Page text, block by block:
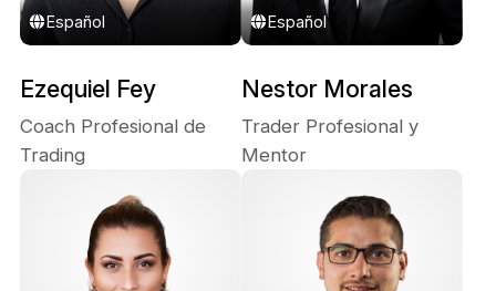
Español
Ezequiel Fey
Coach Profesional de
Trading
Español
Nestor Morales
Trader Profesional y
Mentor